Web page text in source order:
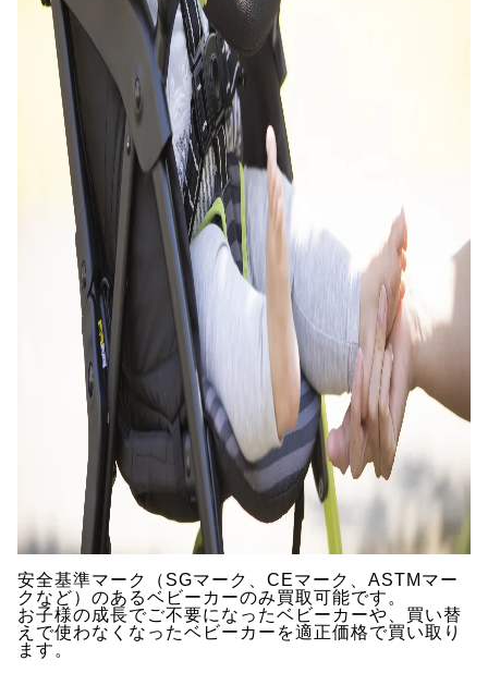
安全基準マーク（SGマーク、CEマーク、ASTMマー
クなど）のあるベビーカーのみ買取可能です。
お子様の成長でご不要になったベビーカーや、買い替
えで使わなくなったベビーカーを適正価格で買い取り
ます。